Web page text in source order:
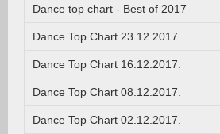
Dance top chart - Best of 2017
Dance Top Chart 23.12.2017.
Dance Top Chart 16.12.2017.
Dance Top Chart 08.12.2017.
Dance Top Chart 02.12.2017.